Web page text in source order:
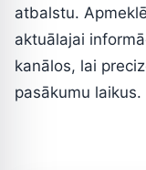
atbalstu.
aktuālajai
kanālos, lai
pasākumu laikus.